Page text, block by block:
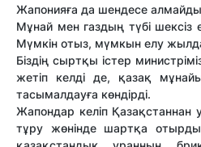
Жапонияға да шендесе
Мұнай мен газдың түбі шексіз
Мүмкін отыз, мүмкын елу
Біздің сыртқы істер
жетіп келді де, қазақ
тасымалдауға көндірді.
Жапондар келіп Қазақстаннан
тұру жөнінде шартқа